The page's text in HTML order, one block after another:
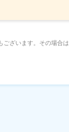
ざいます。その場合